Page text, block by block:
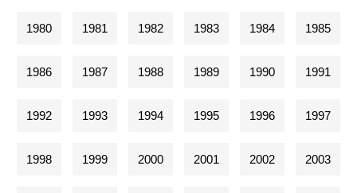
1980 1981 1982 1983 1984 1985
1986 1987 1988 1989 1990 1991
1992 1993 1994 1995 1996 1997
1998 1999 2000 2001 2002 2003